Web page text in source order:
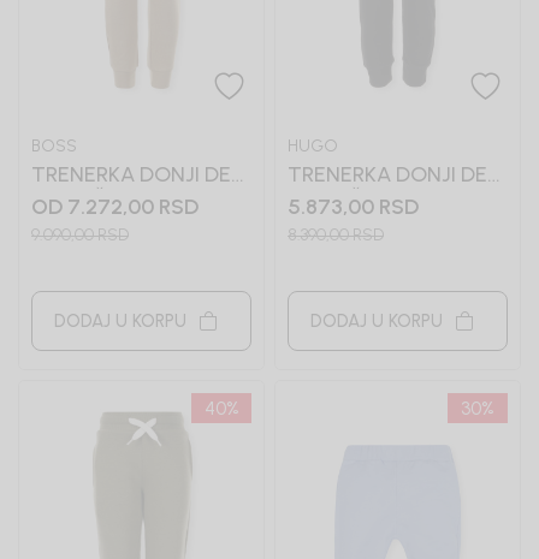
BOSS
TRENERKA DONJI DEO
ZA DEČAKE BOSS
OD 7.272,00 RSD
9.090,00RSD
DODAJ U KORPU
HUGO
TRENERKA DONJI DEO
ZA DEČAKE HUGO
5.873,00 RSD
8.390,00RSD
DODAJ U KORPU
40% 30%